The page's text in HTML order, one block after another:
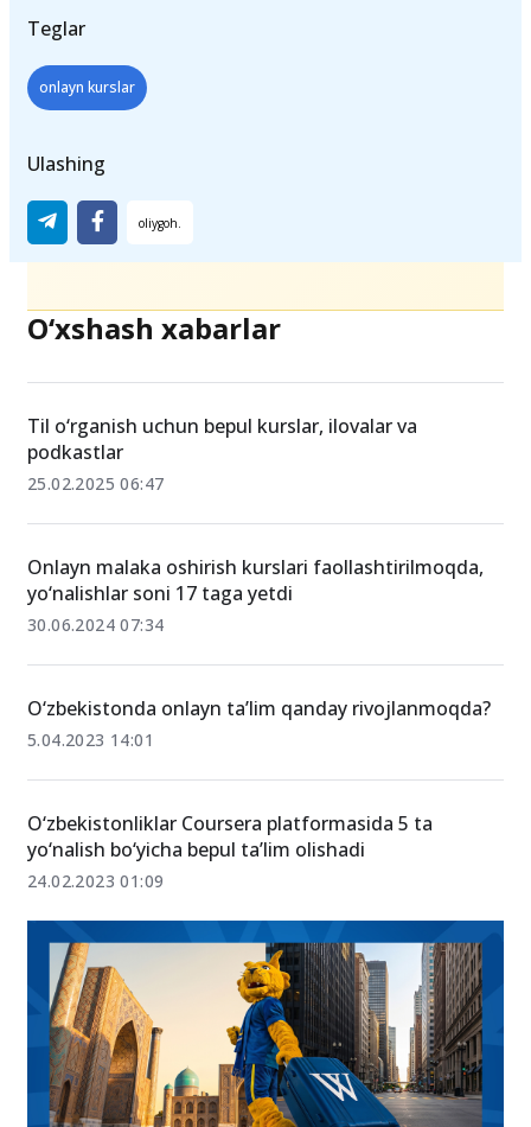
Teglar
onlayn kurslar
Ulashing
O‘xshash xabarlar
Til o‘rganish uchun bepul kurslar, ilovalar va
podkastlar
25.02.2025 06:47
Onlayn malaka oshirish kurslari faollashtirilmoqda,
yo‘nalishlar soni 17 taga yetdi
30.06.2024 07:34
O‘zbekistonda onlayn ta’lim qanday rivojlanmoqda?
5.04.2023 14:01
O‘zbekistonliklar Coursera platformasida 5 ta
yo‘nalish bo‘yicha bepul ta’lim olishadi
24.02.2023 01:09